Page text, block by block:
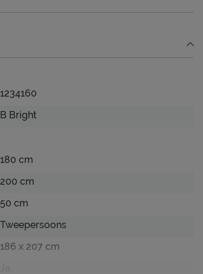
1234160
B Bright
180 cm
200 cm
50 cm
Tweepersoons
186 x 207 cm